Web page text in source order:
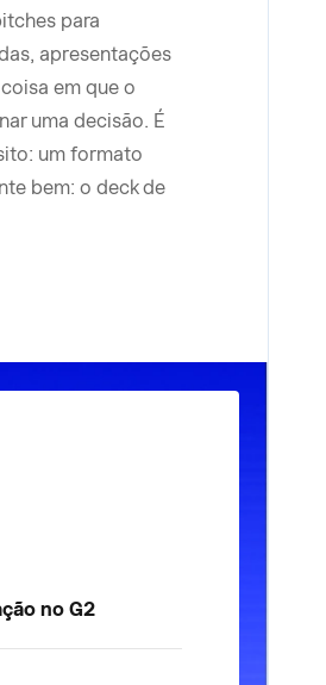
para
apresentações
em que o
uma decisão. É
um formato
bem: o deck de
no G2